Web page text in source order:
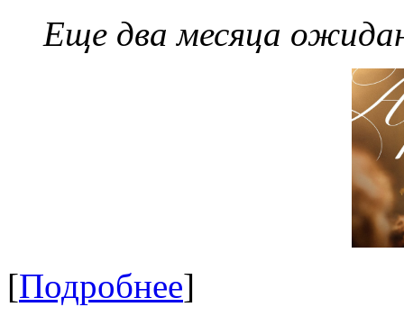
Еще два месяца
[Подробнее]